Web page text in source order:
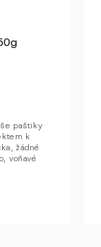
paštiky
k
žádné
voňavé